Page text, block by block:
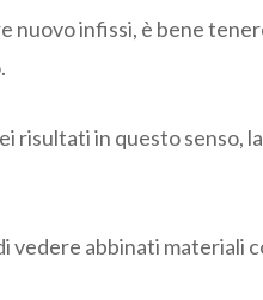
nuovo infissi, è bene
risultati in questo senso,
vedere abbinati materiali